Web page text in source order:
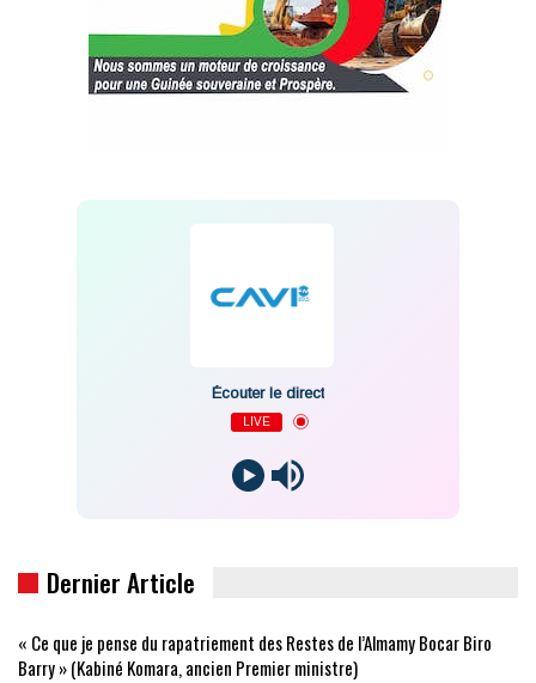
Écouter le direct
LIVE
Dernier Article
« Ce que je pense du rapatriement des Restes de l’Almamy Bocar Biro
Barry » (Kabiné Komara, ancien Premier ministre)